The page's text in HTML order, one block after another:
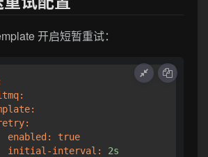
开启短暂重试：
enabled:
true
initial-interval:
2s